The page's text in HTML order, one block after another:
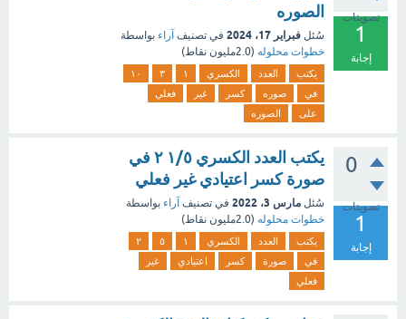
تصويتات
1
إجابة
الصوره
سُئل فبراير 17، 2024 في تصنيف آراء بواسطة
خطوات محلوله (2.0مليون نقاط)
يكتب العدد الكسري ١ ٣
١٠
في
صوره كسر غير
فعلي
على
الصوره
0
تصويتات
1
إجابة
يكتب العدد الكسري ١/٥ ٢ في
صورة كسر اعتيادي غير فعلي
سُئل مارس 3، 2022 في تصنيف آراء بواسطة
خطوات محلوله (2.0مليون نقاط)
يكتب العدد الكسري ١ ٥
٢
في
صورة كسر اعتيادي
غير
فعلي